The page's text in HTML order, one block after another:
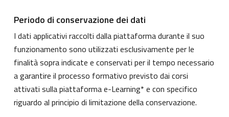
Periodo di conservazione dei dati
I dati applicativi raccolti dalla piattaforma durante il suo
funzionamento sono utilizzati esclusivamente per le
finalità sopra indicate e conservati per il tempo necessario
a garantire il processo formativo previsto dai corsi
attivati sulla piattaforma e-Learning* e con specifico
riguardo al principio di limitazione della conservazione.